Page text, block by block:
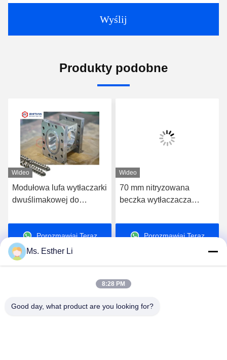
Wyślij
Produkty podobne
Wideo
Modułowa lufa wytłaczarki
dwuślimakowej do
Porozmawiaj Teraz
Wideo
70 mm nitryzowana
beczka wytłaczacza
stabilnej kontroli
temperaturyPorozmawiaj Teraz
Nanjing Zhitian Mechanical And Electrical Co.,
Ms. Esther Li
8:28 PM
Good day, what product are you looking for?